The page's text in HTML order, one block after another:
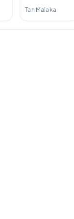
Tan Malaka